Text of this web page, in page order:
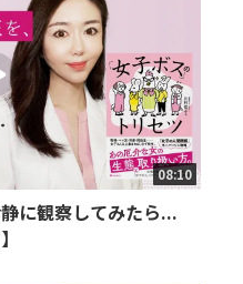
08:10
に観察してみたら...